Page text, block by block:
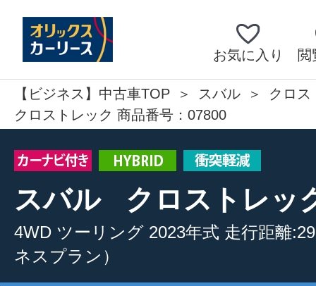
お気に入り 閲
【ビジネス】中古車TOP スバル
クロス
クロストレック 商品番号：07800
スバル クロストレッ
4WD ツーリング 2023年式 走行距離
ネスプラン）